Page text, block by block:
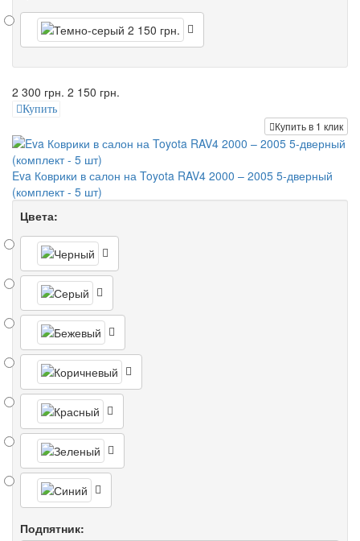
2 300 грн. 2 150 грн.
Купить
Купить в 1 клик
Eva Коврики в салон на Toyota RAV4 2000 – 2005 5-дверный
(комплект - 5 шт)
Цвета:
Подпятник: